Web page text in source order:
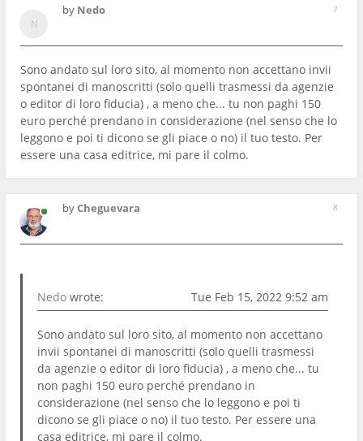
7
by Nedo
Sono andato sul loro sito, al momento non accettano invii
spontanei di manoscritti (solo quelli trasmessi da agenzie
o editor di loro fiducia) , a meno che... tu non paghi 150
euro perché prendano in considerazione (nel senso che lo
leggono e poi ti dicono se gli piace o no) il tuo testo. Per
essere una casa editrice, mi pare il colmo.
8
byCheguevara
Nedo wrote: Tue Feb 15, 2022 9:52 am
Sono andato sul loro sito, al momento non accettano
invii spontanei di manoscritti (solo quelli trasmessi
da agenzie o editor di loro fiducia) , a meno che... tu
non paghi 150 euro perché prendano in
considerazione (nel senso che lo leggono e poi ti
dicono se gli piace o no) il tuo testo. Per essere una
casa editrice, mi pare il colmo.